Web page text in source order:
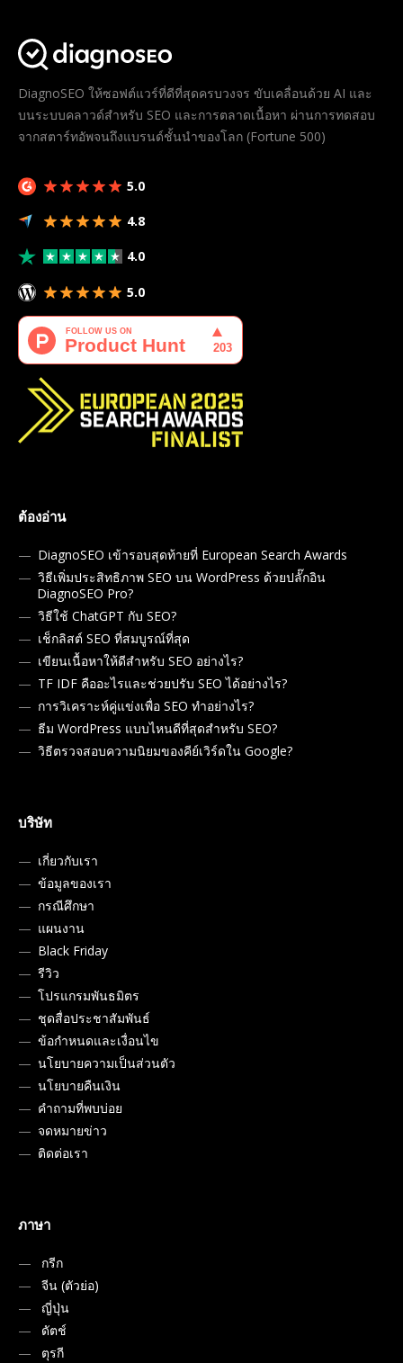
DiagnoSEO ให้ซอฟต์แวร์ที่ดีที่สุดครบวงจร ขับเคลื่อนด้วย AI และ
บนระบบคลาวด์สำหรับ SEO และการตลาดเนื้อหา ผ่านการทดสอบ
จากสตาร์ทอัพจนถึงแบรนด์ชั้นนำของโลก (Fortune 500)
5.0
4.8
4.0
5.0
ต้องอ่าน
DiagnoSEO เข้ารอบสุดท้ายที่ European Search Awards
วิธีเพิ่มประสิทธิภาพ SEO บน WordPress ด้วยปลั๊กอิน
DiagnoSEO Pro?
วิธีใช้ ChatGPT กับ SEO?
เช็กลิสต์ SEO ที่สมบูรณ์ที่สุด
เขียนเนื้อหาให้ดีสำหรับ SEO อย่างไร?
TF IDF คืออะไรและช่วยปรับ SEO ได้อย่างไร?
การวิเคราะห์คู่แข่งเพื่อ SEO ทำอย่างไร?
ธีม WordPress แบบไหนดีที่สุดสำหรับ SEO?
วิธีตรวจสอบความนิยมของคีย์เวิร์ดใน Google?
บริษัท
เกี่ยวกับเรา
ข้อมูลของเรา
กรณีศึกษา
แผนงาน
Black Friday
รีวิว
โปรแกรมพันธมิตร
ชุดสื่อประชาสัมพันธ์
ข้อกำหนดและเงื่อนไข
นโยบายความเป็นส่วนตัว
นโยบายคืนเงิน
คำถามที่พบบ่อย
จดหมายข่าว
ติดต่อเรา
ภาษา
กรีก
จีน (ตัวย่อ)
ญี่ปุ่น
ดัตช์
ตุรกี